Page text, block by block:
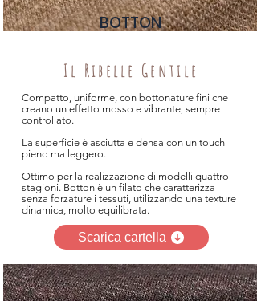
BOTTON
Il Ribelle Gentile
Compatto, uniforme, con bottonature fini che
creano un effetto mosso e vibrante, sempre
controllato.
La superficie è asciutta e densa con un touch
pieno ma leggero.
Ottimo per la realizzazione di modelli quattro
stagioni. Botton è un filato che caratterizza
senza forzature i tessuti, utilizzando una texture
dinamica, molto equilibrata.
Scarica cartella